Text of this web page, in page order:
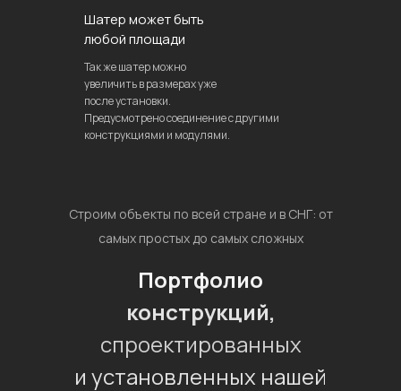
Шатер может быть
любой площади
Так же шатер можно
увеличить в размерах уже
после установки.
Предусмотрено соединение с другими
конструкциями и модулями.
Строим объекты по всей стране и в СНГ: от
самых простых до самых сложных
Портфолио
конструкций,
спроектированных
и установленных нашей